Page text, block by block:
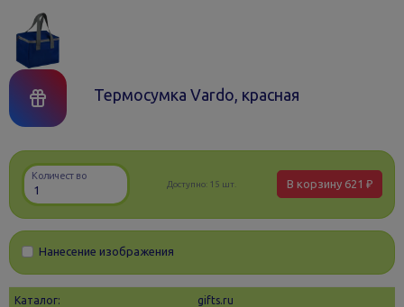
Термосумка Vardo, красная
Количество
Доступно: 15 шт. В корзину 621 ₽
Нанесение изображения
Каталог: gifts.ru